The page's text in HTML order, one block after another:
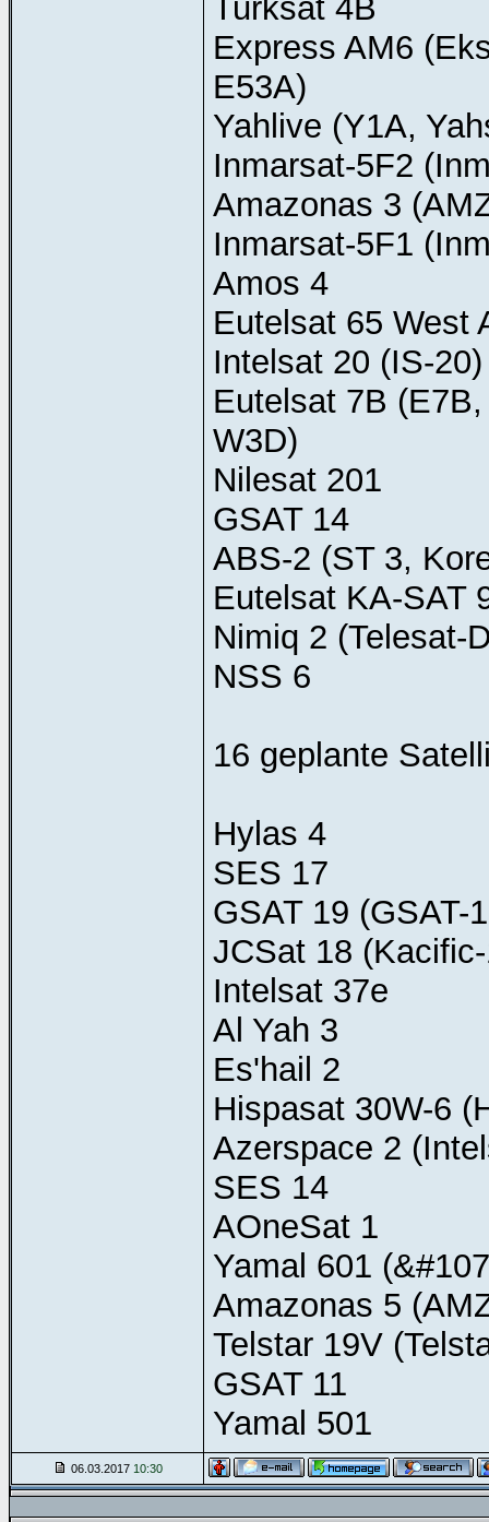
Turksat 4B
Express AM6
E53A)
Yahlive (Y1A,
Inmarsat-5F2
Amazonas 3
Inmarsat-5F1
Amos 4
Eutelsat 65 West
Intelsat 20 (IS-20)
Eutelsat 7B
W3D)
Nilesat 201
GSAT 14
ABS-2 (ST 3,
Eutelsat KA-SAT
Nimiq 2 (Telesat-
NSS 6
16 geplante
Hylas 4
SES 17
GSAT 19 (GSAT-
JCSat 18
Intelsat 37e
Al Yah 3
Es'hail 2
Hispasat 30W-6
Azerspace 2
SES 14
AOneSat 1
Yamal 601
Amazonas 5
Telstar 19V
GSAT 11
Yamal 501
06.03.2017 10:30